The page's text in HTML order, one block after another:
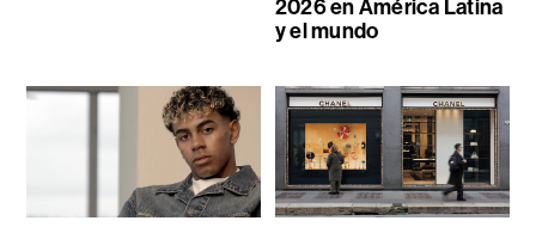
2026 en América Latina
y el mundo